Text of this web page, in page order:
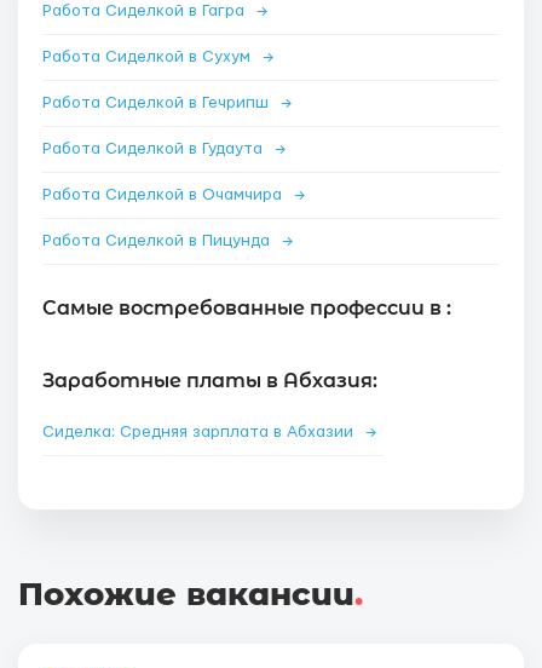
Работа Сиделкой в Гагра →
Работа Сиделкой в Сухум →
Работа Сиделкой в Гечрипш →
Работа Сиделкой в Гудаута →
Работа Сиделкой в Очамчира →
Работа Сиделкой в Пицунда →
Самые востребованные профессии в :
Заработные платы в Абхазия:
Сиделка: Средняя зарплата в Абхазии →
Похожие вакансии.